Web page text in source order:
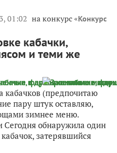
01:02 на конкурс «Конкурс
кабачки,
и теми же
кабачков (предпочитаю
пару штук оставляю,
зимнее меню.
обнаружила один
затерявшийся